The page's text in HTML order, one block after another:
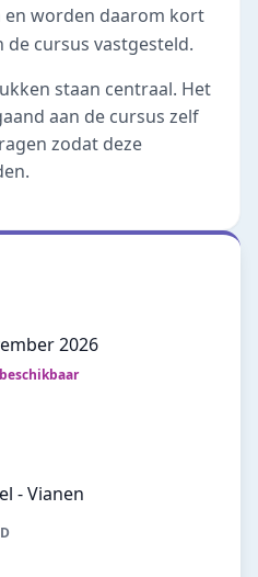
en worden daarom kort
de cursus vastgesteld.
staan centraal. Het
aan de cursus zelf
zodat deze
2026
- Vianen